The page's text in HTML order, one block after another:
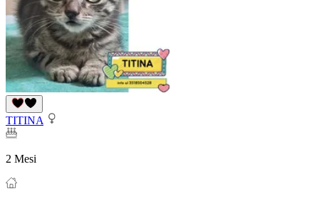
TITINA
2 Mesi